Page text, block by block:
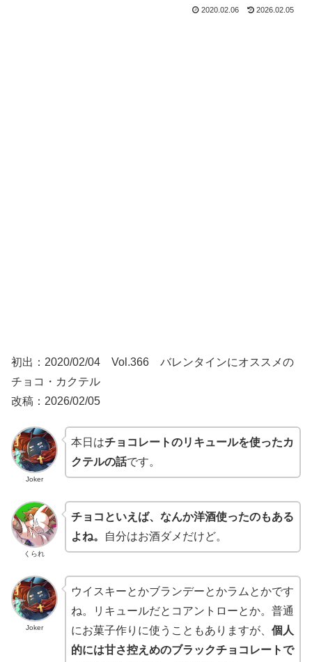
2020.02.06 2026.02.05
初出：2020/02/04 Vol.366 バレンタインにオススメの
チョコ・カクテル
改稿：2026/02/05
Joker
本日はチョコレートのリキュールを使ったカ
クテルの話です。
くられ
チョコといえば、なんか洋酒使ったのもある
よね。
自分はお酒ダメだけど。
Joker
ウイスキーとかブランデーとかラムとかです
ね。リキュールだとコアントローとか。普通
にお菓子作りに使うこともありますが、 個人
的には甘さ控えめのブラックチョコレートで